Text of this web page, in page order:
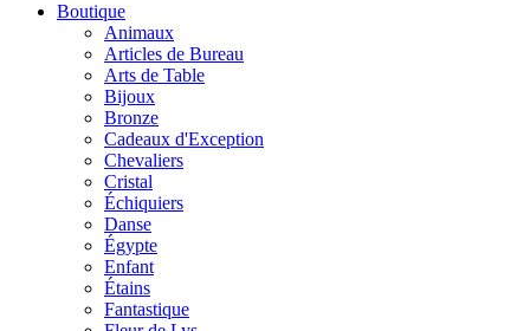
Boutique
Animaux
Articles de Bureau
Arts de Table
Bijoux
Bronze
Cadeaux d'Exception
Chevaliers
Cristal
Échiquiers
Danse
Égypte
Enfant
Étains
Fantastique